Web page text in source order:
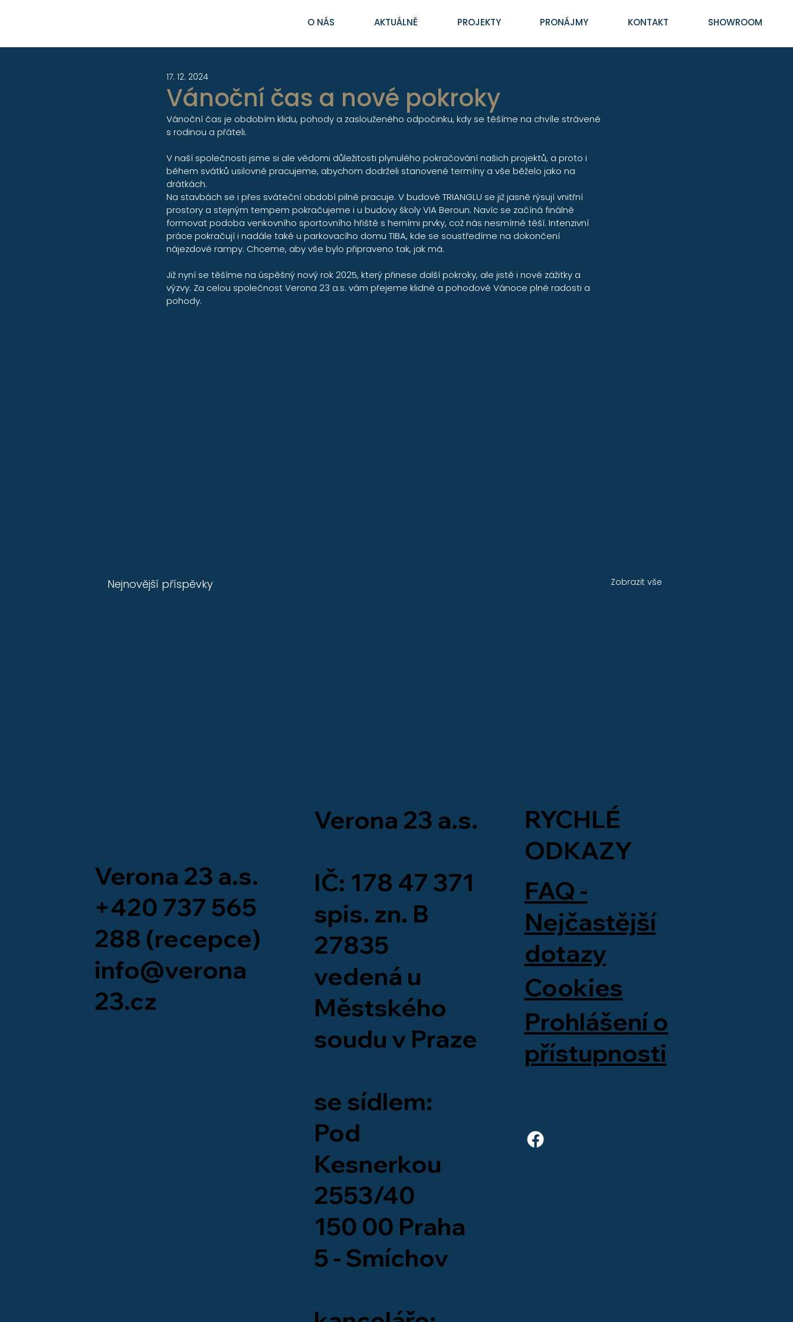
O NÁS AKTUÁLNĚ PROJEKTY PRONÁJMY KONTAKT SHOWROOM
Vánoční čas a nové pokroky
17. 12. 2024
Vánoční čas je obdobím klidu, pohody a zaslouženého odpočinku, kdy se těšíme na chvíle strávené
s rodinou a přáteli.
V naší společnosti jsme si ale vědomi důležitosti plynulého pokračování našich projektů, a proto i
během svátků usilovně pracujeme, abychom dodrželi stanovené termíny a vše běželo jako na
drátkách.
Na stavbách se i přes sváteční období pilně pracuje. V budově TRIANGLU se již jasně rýsují vnitřní
prostory a stejným tempem pokračujeme i u budovy školy VIA Beroun. Navíc se začíná finálně
formovat podoba venkovního sportovního hřiště s herními prvky, což nás nesmírně těší. Intenzivní
práce pokračují i nadále také u parkovacího domu TIBA, kde se soustředíme na dokončení
nájezdové rampy. Chceme, aby vše bylo připraveno tak, jak má.
Již nyní se těšíme na úspěšný nový rok 2025, který přinese další pokroky, ale jistě i nové zážitky a
výzvy. Za celou společnost Verona 23 a.s. vám přejeme klidné a pohodové Vánoce plné radosti a
pohody.
Nejnovější příspěvky Zobrazit vše
Co se děje na stavbě:
Pískovna Beroun
Co se děje na stavbě: TIBA
Beroun
Talichova Berouna.
Parkovací dům TIBA
usnadní návštěvu
festivalu
Verona 23 a.s.
+420 737 565
288 (recepce)
info@verona
23.cz
Verona 23 a.s.
IČ: 178 47 371
spis. zn. B
27835
vedená u
Městského
soudu v Praze
se sídlem:
Pod
Kesnerkou
2553/40
150 00 Praha
5 - Smíchov
RYCHLÉ
ODKAZY
FAQ -
Nejčastější
dotazy
Cookies
Prohlášení o
přístupnosti